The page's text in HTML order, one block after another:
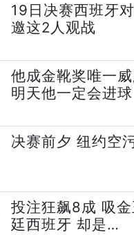
19日决赛西班牙
邀这2人观战
他成金靴奖唯一威
明天他一定会进球
决赛前夕 纽约空
投注狂飙8成 吸
廷西班牙 却是…